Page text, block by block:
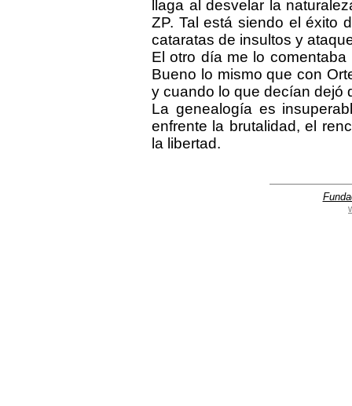
llaga al desvelar la
ZP. Tal está siendo el éxito
cataratas de insultos y
El otro día me lo
Bueno lo mismo que con
y cuando lo que decían dejó
La genealogía es
enfrente la brutalidad, el
la libertad.